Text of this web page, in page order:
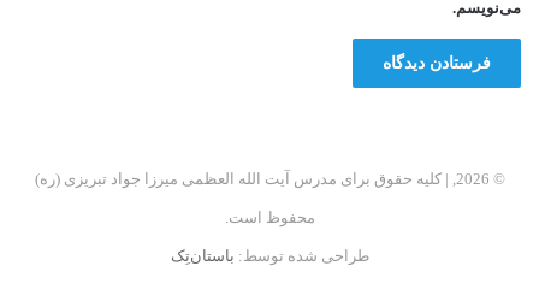
می‌نویسم.
© 2026, | کلیه حقوق برای مدرس آیت الله العظمی میرزا جواد تبریزی (ره)
محفوظ است.
طراحی شده توسط: باستان‌تِک